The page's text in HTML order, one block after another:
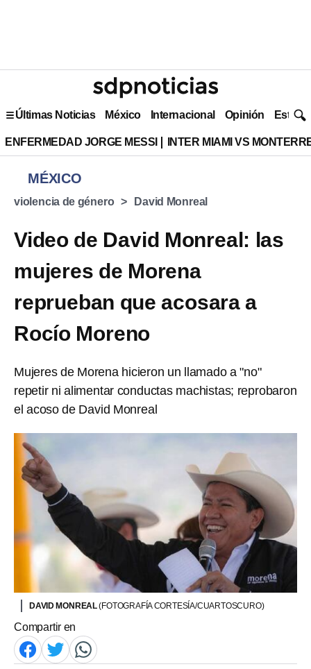
Últimas Noticias México Internacional Opinión Estilo
ENFERMEDAD JORGE MESSI INTER MIAMI VS
MÉXICO
violencia de género David Monreal
Video de David Monreal: las
mujeres de Morena
reprueban que acosara a
Rocío Moreno
Mujeres de Morena hicieron un llamado a "no"
repetir ni alimentar conductas machistas; reprobaron
el acoso de David Monreal
DAVID MONREAL(FOTOGRAFÍA CORTESÍA/CUARTOSCURO)
Compartir en